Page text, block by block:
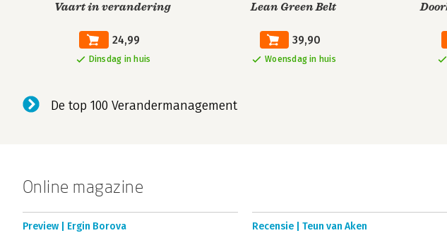
Vaart in verandering
24,99
Dinsdag in huis
Lean Green Belt
39,90
Woensdag in huis
De top 100 Verandermanagement
Online magazine
Preview | Ergin Borova Recensie | Teun van Aken